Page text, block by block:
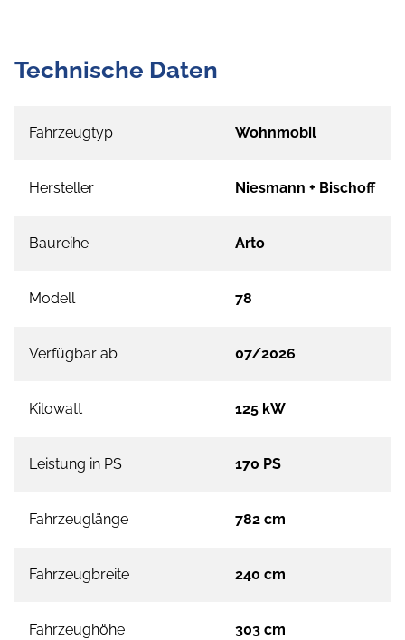
Technische Daten
Fahrzeugtyp Wohnmobil
Hersteller Niesmann + Bischoff
Baureihe Arto
Modell 78
Verfügbar ab 07/2026
Kilowatt 125 kW
Leistung in PS 170 PS
Fahrzeuglänge 782 cm
Fahrzeugbreite 240 cm
Fahrzeughöhe 303 cm